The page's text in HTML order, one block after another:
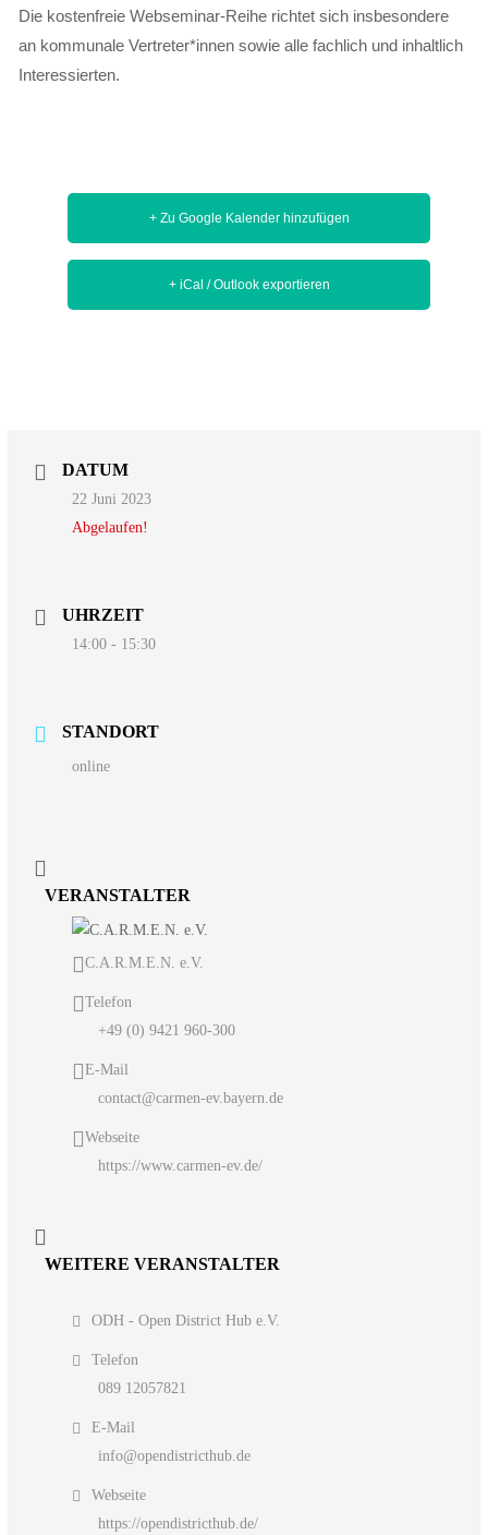
Die kostenfreie Webseminar-Reihe richtet sich insbesondere
an kommunale Vertreter*innen sowie alle fachlich und inhaltlich
Interessierten.
+ Zu Google Kalender hinzufügen
+ iCal / Outlook exportieren
DATUM
22 Juni 2023
Abgelaufen!
UHRZEIT
14:00 - 15:30
STANDORT
online
VERANSTALTER
C.A.R.M.E.N. e.V.
Telefon
+49 (0) 9421 960-300
E-Mail
contact@carmen-ev.bayern.de
Webseite
https://www.carmen-ev.de/
WEITERE VERANSTALTER
ODH - Open District Hub e.V.
Telefon
089 12057821
E-Mail
info@opendistricthub.de
Webseite
https://opendistricthub.de/